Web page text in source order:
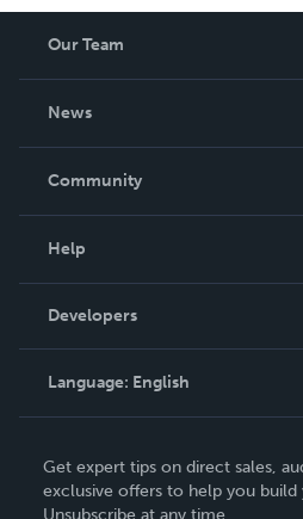
Our Team
News
In The News
Community
Podcast
Help
Order Lookup
Knowledge Base
Contact Support
Developers
Language: English
Deutsch
Get expert tips on direct sales,
exclusive offers to help you build